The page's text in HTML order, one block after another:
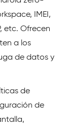
IMEI,
etc. Ofrecen
a los
de datos y
de
de